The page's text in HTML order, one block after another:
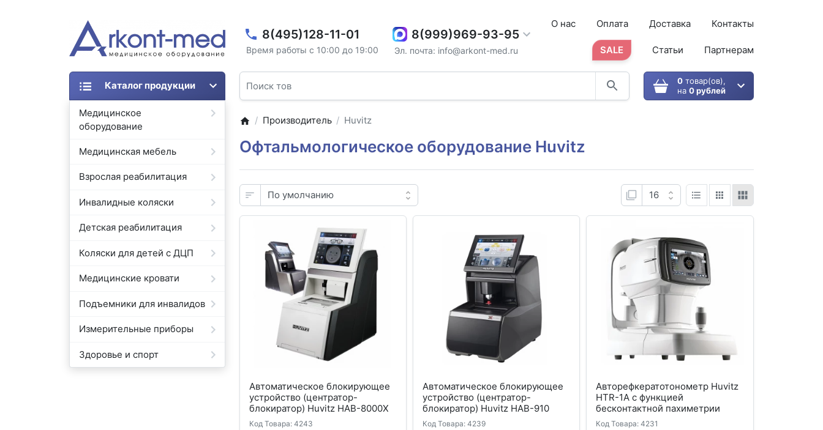
8(495)128-11-01
Время работы с 10:00 до 19:00
8(999)969-93-95
Эл. почта: info@arkont-med.ru
О нас Оплата Доставка Контакты
SALE Статьи Партнерам
0товар(ов),
на 0 рублей
Каталог продукции
Медицинское
оборудование
Медицинская мебель
Взрослая реабилитация
Инвалидные коляски
Детская реабилитация
Коляски для детей с ДЦП
Медицинские кровати
Подъемники для инвалидов
Измерительные приборы
Здоровье и спорт
Производитель Huvitz
Офтальмологическое оборудование Huvitz
Автоматическое блокирующее
устройство (центратор-
блокиратор) Huvitz HAB-8000X
Код Товара: 4243
Автоматическое блокирующее
устройство (центратор-
блокиратор) Huvitz HAB-910
Код Товара: 4239
Авторефкератотонометр Huvitz
HTR-1A с функцией
бесконтактной пахиметрии
Код Товара: 4231